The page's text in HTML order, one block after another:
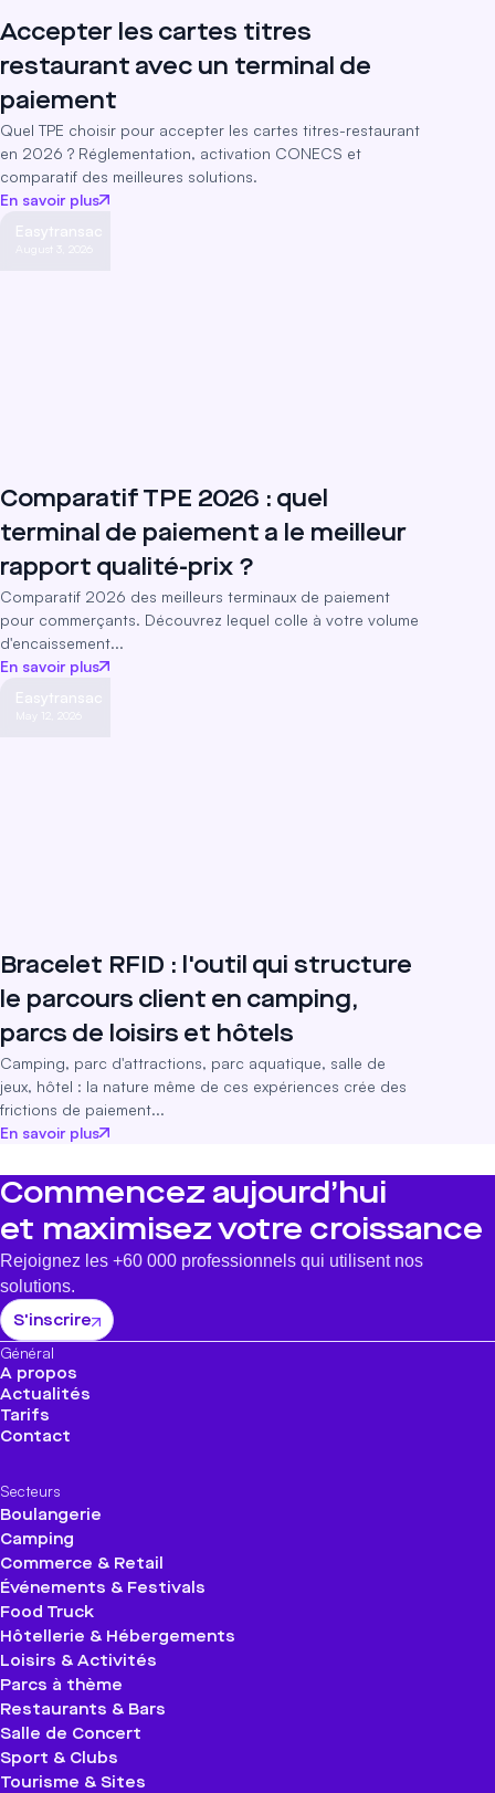
Accepter les cartes titres
restaurant avec un terminal de
paiement
Quel TPE choisir pour accepter les cartes titres-restaurant
en 2026 ? Réglementation, activation CONECS et
comparatif des meilleures solutions.
En savoir plus
Easytransac
August 3, 2026
Comparatif TPE 2026 : quel
terminal de paiement a le meilleur
rapport qualité-prix ?
Comparatif 2026 des meilleurs terminaux de paiement
pour commerçants. Découvrez lequel colle à votre volume
d'encaissement...
En savoir plus
Easytransac
Bracelet RFID : l'outil qui structure
le parcours client en camping,
parcs de loisirs et hôtels
Camping, parc d'attractions, parc aquatique, salle de
jeux, hôtel : la nature même de ces expériences crée des
frictions de paiement...
En savoir plus
Commencez aujourd’hui
et maximisez votre croissance
Rejoignez les +60 000 professionnels qui utilisent nos
solutions.
S'inscrire
Général
A propos
Actualités
Tarifs
Contact
Secteurs
Boulangerie
Camping
Commerce & Retail
Événements & Festivals
Food Truck
Hôtellerie & Hébergements
Loisirs & Activités
Parcs à thème
Restaurants & Bars
Salle de Concert
Sport & Clubs
Tourisme & Sites